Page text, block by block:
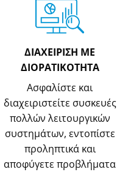
ΔΙΑΧΕΙΡΙΣΗ ΜΕ
ΔΙΟΡΑΤΙΚΟΤΗΤΑ
Ασφαλίστε και
διαχειριστείτε συσκευές
πολλών λειτουργικών
συστημάτων, εντοπίστε
προληπτικά και
αποφύγετε προβλήματα